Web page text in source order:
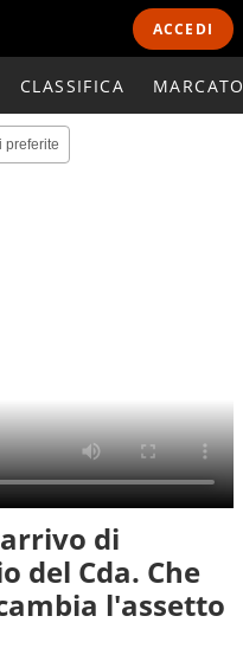
ACCEDI
CLASSIFICA
preferite
di
del Cda. Che
l'assetto